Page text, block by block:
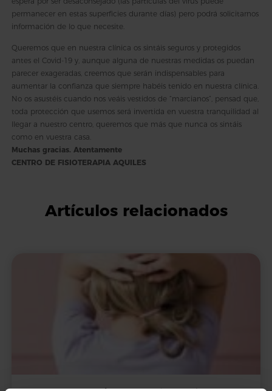
permanecer en estas superficies durante días) pero podrá solicitarnos
información de lo que necesite.
Queremos que en nuestra clínica os sintáis seguros y protegidos
antes el Covid-19 y, aunque alguna de nuestras medidas os puedan
parecer exageradas, creemos que serán indispensables para
aumentar la confianza que siempre habéis tenido en nuestra clínica.
No os asustéis cuando nos veáis vestidos de “marcianos”, pensad que,
toda protección que usemos será invertida en vuestra tranquilidad al
llegar a nuestro centro, queremos que más que nunca os sintáis
como en vuestra casa.
Muchas gracias. Atentamente
CENTRO DE FISIOTERAPIA AQUILES
Artículos relacionados